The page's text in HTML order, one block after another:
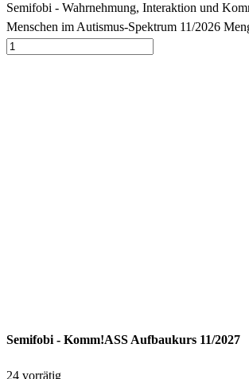
Semifobi - Wahrnehmung, Interaktion und
Menschen im Autismus-Spektrum 11/2026
Semifobi - Komm!ASS Aufbaukurs 11/2027
24 vorrätig